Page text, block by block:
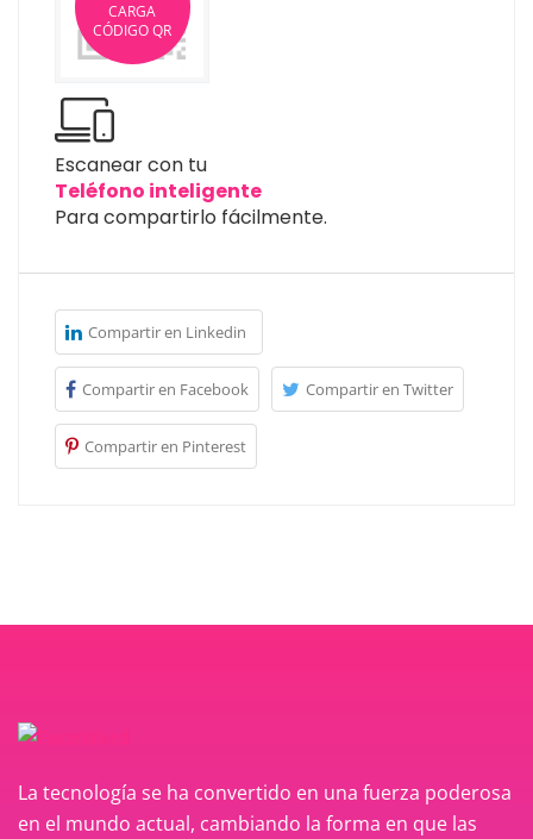
CARGA
CÓDIGO QR
Escanear con tu
Teléfono inteligente
Para compartirlo fácilmente.
Compartir en Linkedin
Compartir en Facebook Compartir en Twitter
Compartir en Pinterest
La tecnología se ha convertido en una fuerza poderosa
en el mundo actual, cambiando la forma en que las